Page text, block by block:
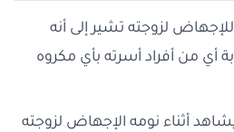
للإجهاض لزوجته تشير إلى أنه
أي من أفراد أسرته بأي مكروه
أثناء نومه الإجهاض لزوجته